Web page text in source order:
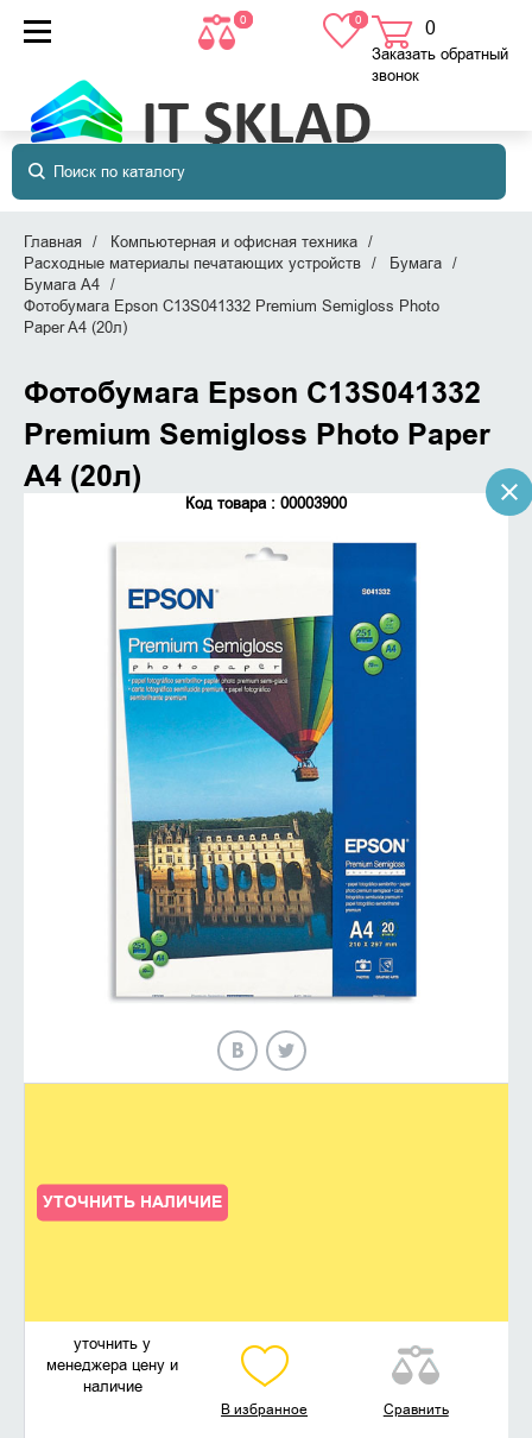
0 0 0
в корзине
Заказать обратный
звонок
Главная
Компьютерная и офисная техника
Расходные материалы печатающих устройств
Бумага
Бумага A4
Фотобумага Epson C13S041332 Premium Semigloss Photo
Paper A4 (20л)
Фотобумага Epson C13S041332
Premium Semigloss Photo Paper
A4 (20л)
Код товара : 00003900
УТОЧНИТЬ НАЛИЧИЕ
уточнить у
менеджера цену и
наличие
В избранное Сравнить